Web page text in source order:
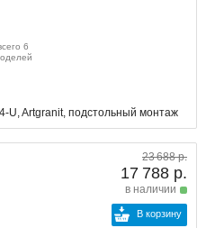
6
U, Artgranit, подстольный монтаж
23 688 р.
17 788 р.
в наличии
В корзину